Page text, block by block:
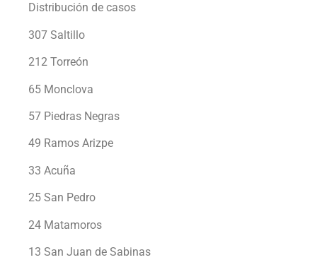
Distribución de casos
307 Saltillo
212 Torreón
65 Monclova
57 Piedras Negras
49 Ramos Arizpe
33 Acuña
25 San Pedro
24 Matamoros
13 San Juan de Sabinas